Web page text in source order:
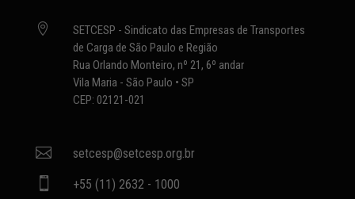

SETCESP - Sindicato das Empresas de Transportes
de Carga de São Paulo e Região
Rua Orlando Monteiro, nº 21, 6º andar
Vila Maria - São Paulo • SP
CEP: 02121-021
 setcesp@setcesp.org.br
 +55 (11) 2632 - 1000